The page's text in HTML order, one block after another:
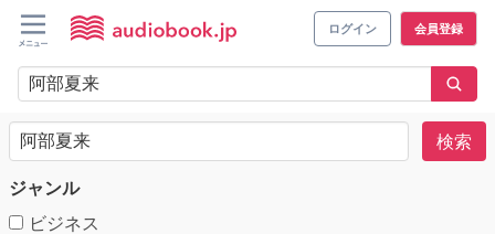
ログイン 会員登録
検索
ジャンル
ビジネス